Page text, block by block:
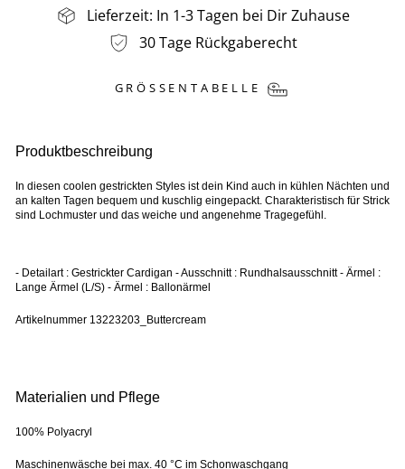
Lieferzeit: In 1-3 Tagen bei Dir Zuhause
30 Tage Rückgaberecht
GRÖSSENTABELLE
Produktbeschreibung
In diesen coolen gestrickten Styles ist dein Kind auch in kühlen Nächten und
an kalten Tagen bequem und kuschlig eingepackt. Charakteristisch für Strick
sind Lochmuster und das weiche und angenehme Tragegefühl.
- Detailart : Gestrickter Cardigan - Ausschnitt : Rundhalsausschnitt - Ärmel :
Lange Ärmel (L/S) - Ärmel : Ballonärmel
Artikelnummer 13223203_Buttercream
Materialien und Pflege
100% Polyacryl
Maschinenwäsche bei max. 40 °C im Schonwaschgang